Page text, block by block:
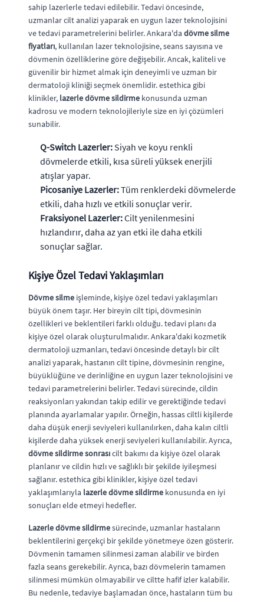
sahip lazerlerle tedavi edilebilir. Tedavi öncesinde,
uzmanlar cilt analizi yaparak en uygun lazer teknolojisini
ve tedavi parametrelerini belirler. Ankara'da dövme silme
fiyatları, kullanılan lazer teknolojisine, seans sayısına ve
dövmenin özelliklerine göre değişebilir. Ancak, kaliteli ve
güvenilir bir hizmet almak için deneyimli ve uzman bir
dermatoloji kliniği seçmek önemlidir. estethica gibi
klinikler, lazerle dövme sildirme konusunda uzman
kadrosu ve modern teknolojileriyle size en iyi çözümleri
sunabilir.
Q-Switch Lazerler: Siyah ve koyu renkli
dövmelerde etkili, kısa süreli yüksek enerjili
atışlar yapar.
Picosaniye Lazerler:Tüm renklerdeki dövmelerde
etkili, daha hızlı ve etkili sonuçlar verir.
Fraksiyonel Lazerler:Cilt yenilenmesini
hızlandırır, daha az yan etki ile daha etkili
sonuçlar sağlar.
Kişiye Özel Tedavi Yaklaşımları
Dövme silme işleminde, kişiye özel tedavi yaklaşımları
büyük önem taşır. Her bireyin cilt tipi, dövmesinin
özellikleri ve beklentileri farklı olduğu. tedavi planı da
kişiye özel olarak oluşturulmalıdır. Ankara'daki kozmetik
dermatoloji uzmanları, tedavi öncesinde detaylı bir cilt
analizi yaparak, hastanın cilt tipine, dövmesinin rengine,
büyüklüğüne ve derinliğine en uygun lazer teknolojisini ve
tedavi parametrelerini belirler. Tedavi sürecinde, cildin
reaksiyonları yakından takip edilir ve gerektiğinde tedavi
planında ayarlamalar yapılır. Örneğin, hassas ciltli kişilerde
daha düşük enerji seviyeleri kullanılırken, daha kalın ciltli
kişilerde daha yüksek enerji seviyeleri kullanılabilir. Ayrıca,
dövme sildirme sonrasıcilt bakımı da kişiye özel olarak
planlanır ve cildin hızlı ve sağlıklı bir şekilde iyileşmesi
sağlanır. estethica gibi klinikler, kişiye özel tedavi
yaklaşımlarıyla lazerle dövme sildirme konusunda en iyi
sonuçları elde etmeyi hedefler.
Lazerle dövme sildirmesürecinde, uzmanlar hastaların
beklentilerini gerçekçi bir şekilde yönetmeye özen gösterir.
Dövmenin tamamen silinmesi zaman alabilir ve birden
fazla seans gerekebilir. Ayrıca, bazı dövmelerin tamamen
silinmesi mümkün olmayabilir ve ciltte hafif izler kalabilir.
Bu nedenle, tedaviye başlamadan önce, hastaların tüm bu